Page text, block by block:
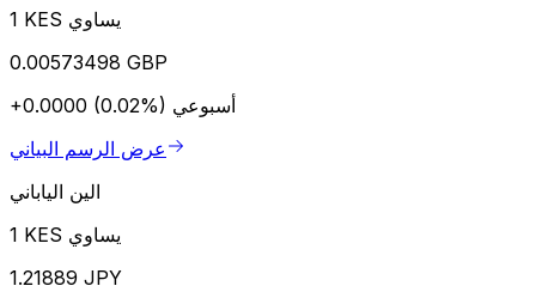
1 KES يساوي
0.00573498 GBP
+0.0000 (0.02%) أسبوعي
عرض الرسم البياني
الين الياباني
1 KES يساوي
1.21889 JPY